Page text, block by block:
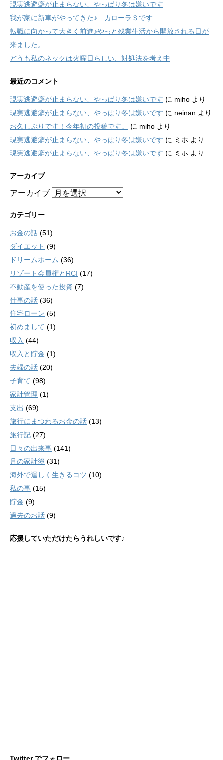
現実逃避癖が止まらない、やっぱり冬は嫌いです
我が家に新車がやってきた♪ カローラＳです
転職に向かって大きく前進♪やっと残業生活から開放される日が
来ました。
どうも私のネックは火曜日らしい、対処法を考え中
最近のコメント
現実逃避癖が止まらない、やっぱり冬は嫌いです に miho より
現実逃避癖が止まらない、やっぱり冬は嫌いです に neinan より
お久しぶりです！今年初の投稿です。
に miho より
現実逃避癖が止まらない、やっぱり冬は嫌いです に ミホ より
現実逃避癖が止まらない、やっぱり冬は嫌いです に ミホ より
アーカイブ
アーカイブ
カテゴリー
お金の話 (51)
ダイエット (9)
ドリームホーム (36)
リゾート会員権とRCI (17)
不動産を使った投資 (7)
仕事の話 (36)
住宅ローン (5)
初めまして (1)
収入 (44)
収入と貯金 (1)
夫婦の話 (20)
子育て (98)
家計管理 (1)
支出 (69)
旅行にまつわるお金の話 (13)
旅行記 (27)
日々の出来事 (141)
月の家計簿 (31)
海外で逞しく生きるコツ (10)
私の事 (15)
貯金 (9)
過去のお話 (9)
応援していただけたらうれしいです♪
Twitter でフォロー